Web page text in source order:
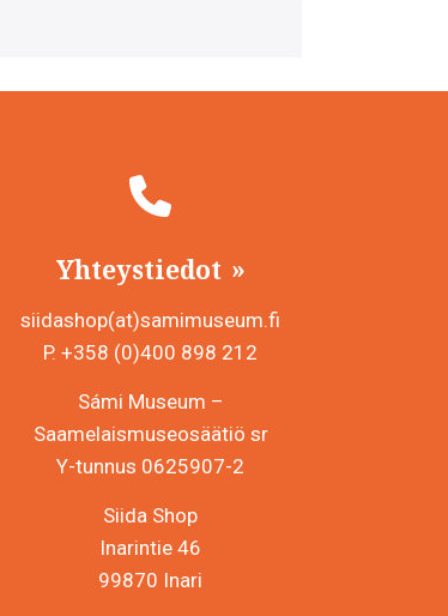
Yhteystiedot
siidashop(at)samimuseum.fi
P. +358 (0)400 898 212
Sámi Museum –
Saamelaismuseosäätiö sr
Y-tunnus 0625907-2
Siida Shop
Inarintie 46
99870 Inari